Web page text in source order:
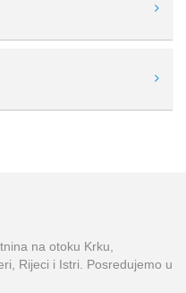
na otoku Krku,
Rijeci i Istri. Posredujemo u